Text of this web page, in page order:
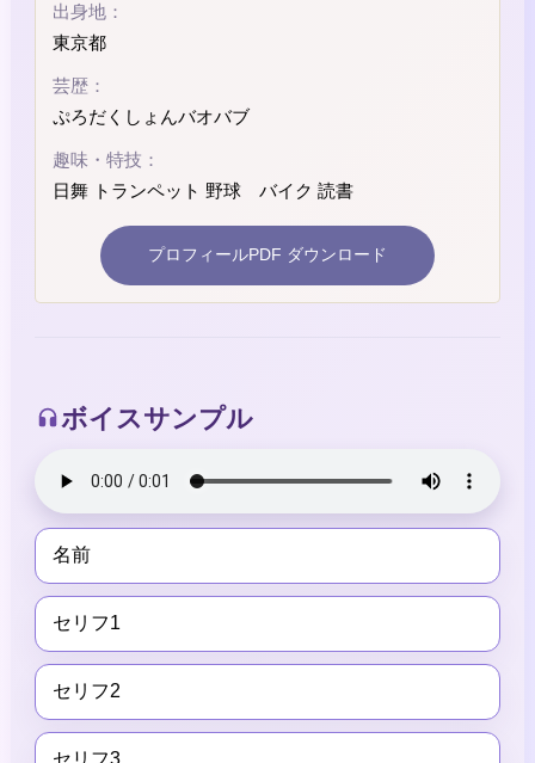
出身地：
東京都
芸歴：
ぷろだくしょんバオバブ
趣味・特技：
日舞 トランペット 野球 バイク 読書
プロフィールPDF ダウンロード
ボイスサンプル
名前
セリフ1
セリフ2
セリフ3